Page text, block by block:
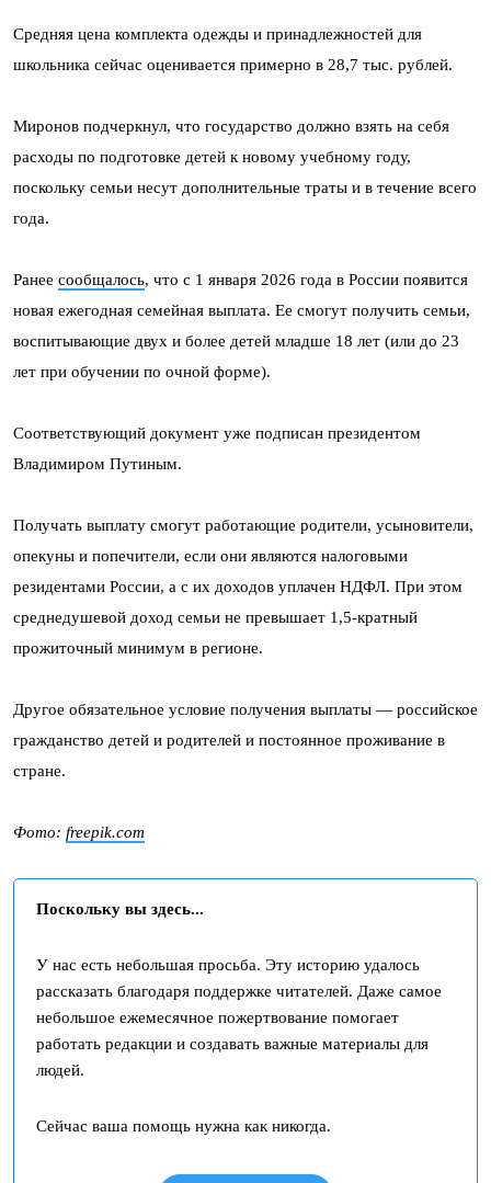
Средняя цена комплекта одежды и принадлежностей для
школьника сейчас оценивается примерно в 28,7 тыс. рублей.
Миронов подчеркнул, что государство должно взять на себя
расходы по подготовке детей к новому учебному году,
поскольку семьи несут дополнительные траты и в течение всего
года.
Ранее сообщалось, что с 1 января 2026 года в России появится
новая ежегодная семейная выплата. Ее смогут получить семьи,
воспитывающие двух и более детей младше 18 лет (или до 23
лет при обучении по очной форме).
Соответствующий документ уже подписан президентом
Владимиром Путиным.
Получать выплату смогут работающие родители, усыновители,
опекуны и попечители, если они являются налоговыми
резидентами России, а с их доходов уплачен НДФЛ. При этом
среднедушевой доход семьи не превышает 1,5-кратный
прожиточный минимум в регионе.
Другое обязательное условие получения выплаты — российское
гражданство детей и родителей и постоянное проживание в
стране.
Фото: freepik.com
Поскольку вы здесь...
У нас есть небольшая просьба. Эту историю удалось
рассказать благодаря поддержке читателей. Даже самое
небольшое ежемесячное пожертвование помогает
работать редакции и создавать важные материалы для
людей.
Сейчас ваша помощь нужна как никогда.